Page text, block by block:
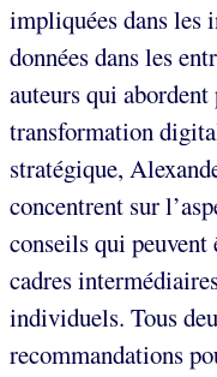
impliquées dans les
données dans les
auteurs qui
transformation
stratégique,
concentrent sur
conseils qui
cadres
individuels. Tous
recommandations